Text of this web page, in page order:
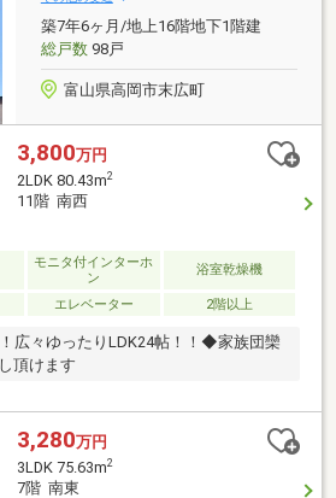
セス可能ですお問い合わせはキヨシ
築7年6ヶ月/地上16階地下1階建
総戸数98戸
富山県高岡市末広町
3,800万円
2LDK 80.43m2
11階 南西
モニタ付インターホ
ン
浴室乾燥機
エレベーター 2階以上
広々ゆったりLDK24帖！！◆家族団欒
頂けます
3,280万円
3LDK 75.63m2
7階 南東